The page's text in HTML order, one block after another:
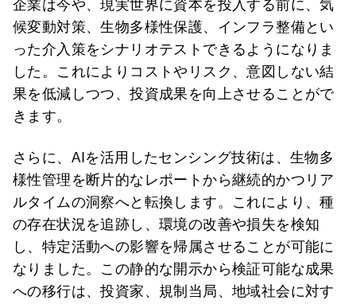
企業は今や、現実世界に資本を投入する前に、気
候変動対策、生物多様性保護、インフラ整備とい
った介入策をシナリオテストできるようになりま
した。これによりコストやリスク、意図しない結
果を低減しつつ、投資成果を向上させることがで
きます。
さらに、AIを活用したセンシング技術は、生物多
様性管理を断片的なレポートから継続的かつリア
ルタイムの洞察へと転換します。これにより、種
の存在状況を追跡し、環境の改善や損失を検知
し、特定活動への影響を帰属させることが可能に
なりました。この静的な開示から検証可能な成果
への移行は、投資家、規制当局、地域社会に対す